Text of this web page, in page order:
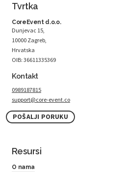
Tvrtka
CoreEvent d.o.o.
Dunjevac 15,
10000 Zagreb,
Hrvatska
OIB: 36611335369
Kontakt
0989187815
support@core-event.co
POŠALJI PORUKU
Resursi
O nama